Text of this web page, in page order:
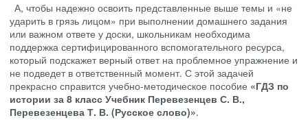
А, чтобы надежно освоить представленные выше темы и «не
ударить в грязь лицом» при выполнении домашнего задания
или важном ответе у доски, школьникам необходима
поддержка сертифицированного вспомогательного ресурса,
который подскажет верный ответ на проблемное упражнение и
не подведет в ответственный момент. С этой задачей
прекрасно справится учебно-методическое пособие «ГДЗ по
истории за 8 класс Учебник Перевезенцев С. В.,
Перевезенцева Т. В. (Русское слово)».